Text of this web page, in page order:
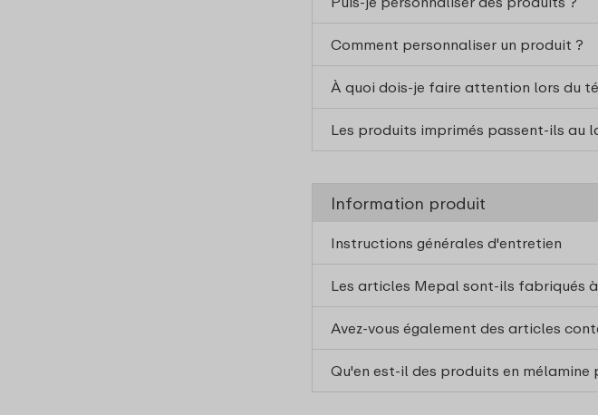
Comment personnaliser un produit ?
À quoi dois-je faire attention lors du
Les produits imprimés passent-ils au
Information produit
Instructions générales d'entretien
Les articles Mepal sont-ils fabriqués
Avez-vous également des articles
Qu'en est-il des produits en